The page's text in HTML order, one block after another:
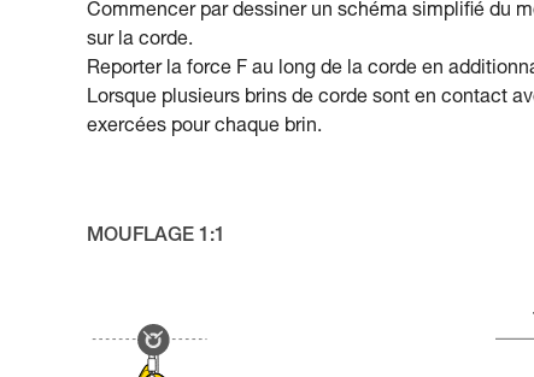
Commencer par dessiner un schéma simplifié du
sur la corde.
Reporter la force F au long de la corde en
Lorsque plusieurs brins de corde sont en contact
exercées pour chaque brin.
MOUFLAGE 1:1